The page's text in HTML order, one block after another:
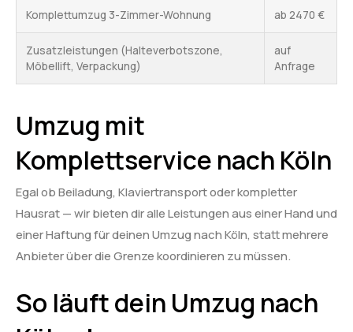
Komplettumzug 3-Zimmer-Wohnung ab 2470 €
Zusatzleistungen (Halteverbotszone,
Möbellift, Verpackung)
auf
Anfrage
Umzug mit
Komplettservice nach Köln
Egal ob Beiladung, Klaviertransport oder kompletter
Hausrat — wir bieten dir alle Leistungen aus einer Hand und
einer Haftung für deinen Umzug nach Köln, statt mehrere
Anbieter über die Grenze koordinieren zu müssen.
So läuft dein Umzug nach